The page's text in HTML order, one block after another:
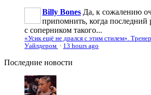
Billy Bones Да, к сожалению
припомнить, когда последний
с соперником такого...
«Усик ещё не дрался с этим стилем».
Уайлдером · 13 hours ago
Последние новости